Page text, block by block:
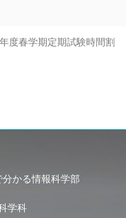
度春学期定期試験時間割
かる情報科学部
学科